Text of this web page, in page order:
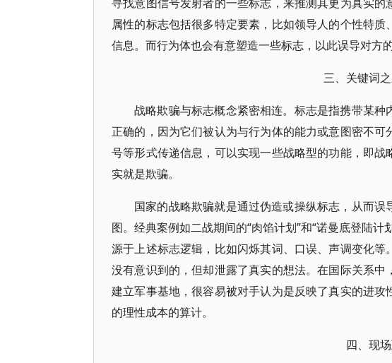
属性的标志包括很多特定要素，比如领导人的个性特
信息。而行为体也会有意塑造一些标志，以此误导对方
三、关键词
战略欺骗与标志概念紧密相连。标志是指携带某
正确的，因为它们被认为与行为体的能力或意图密不
号等形式传递信息，可以实现一些战略型的功能，即
实就是欺骗。
国家的战略欺骗就是通过伪造或操纵标志，从而
图。经典案例如二战期间的“肉馅计划”和“诺曼底登陆
源于上述标志逻辑，比如闪烁其词、口误、声调变化
没有意识到的，但却泄露了真实的想法。在国际关系
建立军事基地，很容易被对手认为是反映了真实的进
的理性成本的算计。
四、现